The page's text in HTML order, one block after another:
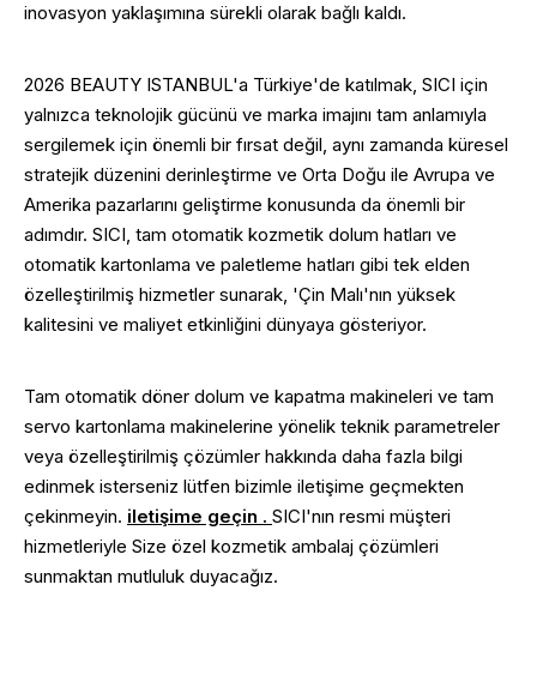
inovasyon yaklaşımına sürekli olarak bağlı kaldı.
2026 BEAUTY ISTANBUL'a Türkiye'de katılmak, SICI için
yalnızca teknolojik gücünü ve marka imajını tam anlamıyla
sergilemek için önemli bir fırsat değil, aynı zamanda küresel
stratejik düzenini derinleştirme ve Orta Doğu ile Avrupa ve
Amerika pazarlarını geliştirme konusunda da önemli bir
adımdır. SICI, tam otomatik kozmetik dolum hatları ve
otomatik kartonlama ve paletleme hatları gibi tek elden
özelleştirilmiş hizmetler sunarak, 'Çin Malı'nın yüksek
kalitesini ve maliyet etkinliğini dünyaya gösteriyor.
Tam otomatik döner dolum ve kapatma makineleri ve tam
servo kartonlama makinelerine yönelik teknik parametreler
veya özelleştirilmiş çözümler hakkında daha fazla bilgi
edinmek isterseniz lütfen bizimle iletişime geçmekten
çekinmeyin. iletişime geçin . SICI'nın resmi müşteri
hizmetleriyle Size özel kozmetik ambalaj çözümleri
sunmaktan mutluluk duyacağız.